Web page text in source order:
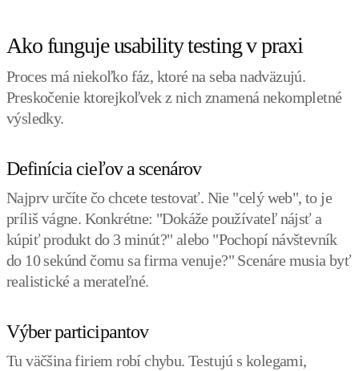
Ako funguje usability testing v praxi
Proces má niekoľko fáz, ktoré na seba nadväzujú.
Preskočenie ktorejkoľvek z nich znamená nekompletné
výsledky.
Definícia cieľov a scenárov
Najprv určíte čo chcete testovať. Nie "celý web", to je
príliš vágne. Konkrétne: "Dokáže používateľ nájsť a
kúpiť produkt do 3 minút?" alebo "Pochopí návštevník
do 10 sekúnd čomu sa firma venuje?" Scenáre musia byť
realistické a merateľné.
Výber participantov
Tu väčšina firiem robí chybu. Testujú s kolegami,